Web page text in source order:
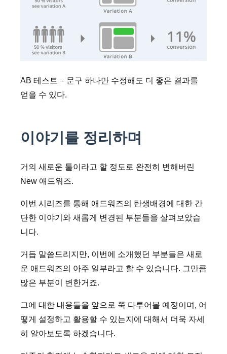
AB 테스트 – 문구 하나만 수정해도 더 좋은 결과를
얻을 수 있다.
이야기를 정리하며
거의 새로운 툴이라고 할 정도로 완전히 변해버린
New 애드워즈.
이번 시리즈를 통해 애드워즈의 탄생배경에 대한 간
단한 이야기와 새롭게 변경된 부분들을 살펴보았습
니다.
거듭 말씀드리지만, 이번에 소개했던 부분들은 새로
운 애드워즈의 아주 일부라고 할 수 있습니다. 그만큼
많은 부분이 변한거죠.
그에 대한 내용들을 앞으로 쭉 다루어볼 예정이며, 어
떻게 설정하고 활용할 수 있는지에 대해서 더욱 자세
히 알아보도록 하겠습니다.